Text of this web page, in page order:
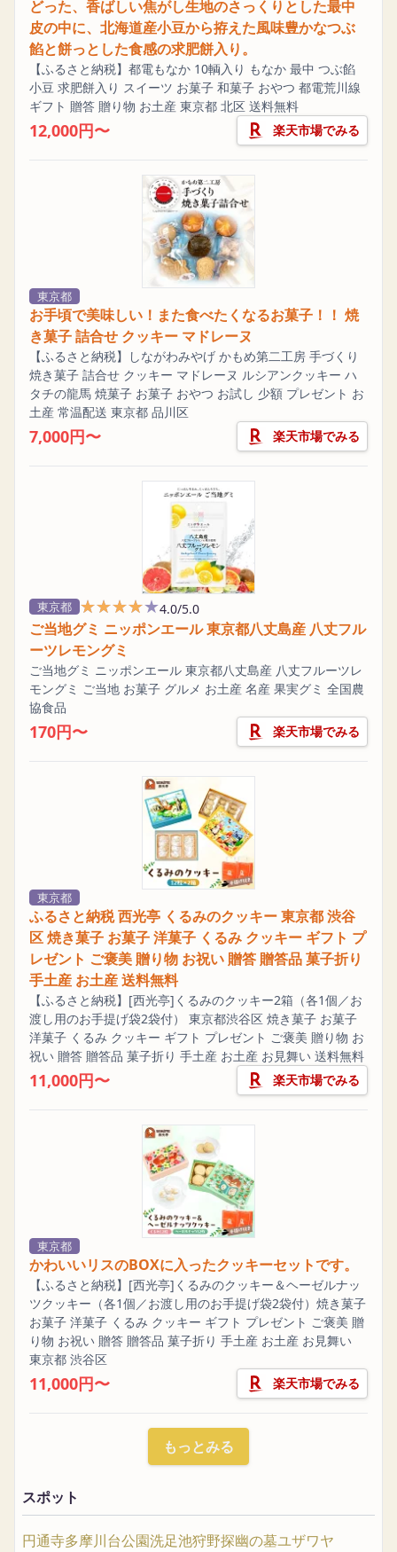
どった、香ばしい焦がし生地のさっくりとした最中
皮の中に、北海道産小豆から拵えた風味豊かなつぶ
餡と餅っとした食感の求肥餅入り。
【ふるさと納税】都電もなか 10輌入り もなか 最中 つぶ餡
小豆 求肥餅入り スイーツ お菓子 和菓子 おやつ 都電荒川線
ギフト 贈答 贈り物 お土産 東京都 北区 送料無料
12,000円〜 楽天市場でみる
東京都
お手頃で美味しい！また食べたくなるお菓子！！ 焼
き菓子 詰合せ クッキー マドレーヌ
【ふるさと納税】しながわみやげ かもめ第二工房 手づくり
焼き菓子 詰合せ クッキー マドレーヌ ルシアンクッキー ハ
タチの龍馬 焼菓子 お菓子 おやつ お試し 少額 プレゼント お
土産 常温配送 東京都 品川区
7,000円〜 楽天市場でみる
東京都 ★★★★★
★★★★★4.0/5.0
ご当地グミ ニッポンエール 東京都八丈島産 八丈フル
ーツレモングミ
ご当地グミ ニッポンエール 東京都八丈島産 八丈フルーツレ
モングミ ご当地 お菓子 グルメ お土産 名産 果実グミ 全国農
協食品
170円〜 楽天市場でみる
東京都
ふるさと納税 西光亭 くるみのクッキー 東京都 渋谷
区 焼き菓子 お菓子 洋菓子 くるみ クッキー ギフト プ
レゼント ご褒美 贈り物 お祝い 贈答 贈答品 菓子折り
手土産 お土産 送料無料
【ふるさと納税】[西光亭]くるみのクッキー2箱（各1個／お
渡し用のお手提げ袋2袋付） 東京都渋谷区 焼き菓子 お菓子
洋菓子 くるみ クッキー ギフト プレゼント ご褒美 贈り物 お
祝い 贈答 贈答品 菓子折り 手土産 お土産 お見舞い 送料無料
11,000円〜 楽天市場でみる
東京都
かわいいリスのBOXに入ったクッキーセットです。
【ふるさと納税】[西光亭]くるみのクッキー＆ヘーゼルナッ
ツクッキー（各1個／お渡し用のお手提げ袋2袋付）焼き菓子
お菓子 洋菓子 くるみ クッキー ギフト プレゼント ご褒美 贈
り物 お祝い 贈答 贈答品 菓子折り 手土産 お土産 お見舞い
東京都 渋谷区
11,000円〜 楽天市場でみる
もっとみる
スポット
円通寺多摩川台公園洗足池狩野探幽の墓ユザワヤ